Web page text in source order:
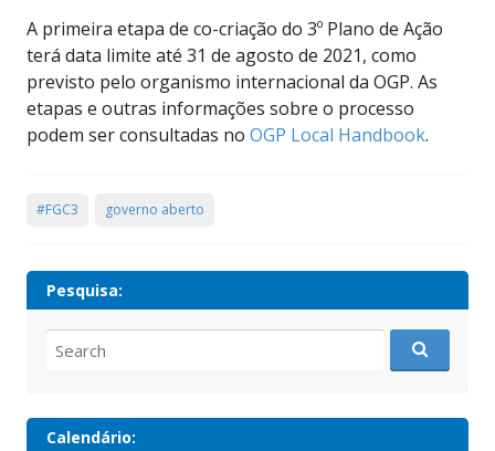
A primeira etapa de co-criação do 3º Plano de Ação
terá data limite até 31 de agosto de 2021, como
previsto pelo organismo internacional da OGP. As
etapas e outras informações sobre o processo
podem ser consultadas no OGP Local Handbook.
#FGC3 governo aberto
Pesquisa:
for:
Calendário: